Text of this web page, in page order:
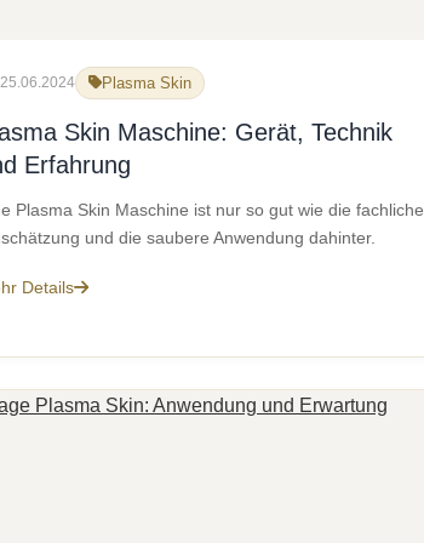
25.06.2024 Plasma Skin
Skin Maschine: Gerät, Technik
Erfahrung
Plasma Skin Maschine ist nur so gut wie die fachliche
und die saubere Anwendung dahinter.
Details